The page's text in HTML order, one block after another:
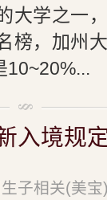
大学之一
榜，加州
10~20%...
入境规
子相关(美宝